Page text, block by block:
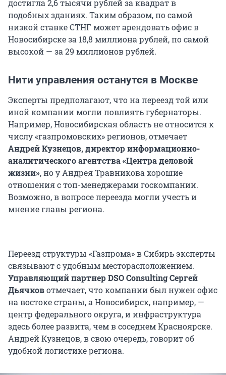
достигла 2,6 тысячи рублей за квадрат в
подобных зданиях. Таким образом, по самой
низкой ставке СТНГ может арендовать офис в
Новосибирске за 18,8 миллиона рублей, по самой
высокой — за 29 миллионов рублей.
Нити управления останутся в Москве
Эксперты предполагают, что на переезд той или
иной компании могли повлиять губернаторы.
Например, Новосибирская область не относится к
числу «газпромовских» регионов, отмечает
Андрей Кузнецов, директор информационно-
аналитического агентства «Центра деловой
жизни», но у Андрея Травникова хорошие
отношения с топ-менеджерами госкомпании.
Возможно, в вопросе переезда могли учесть и
мнение главы региона.
Переезд структуры «Газпрома» в Сибирь эксперты
связывают с удобным месторасположением.
Управляющий партнер DSO Consulting Сергей
Дьячковотмечает, что компании был нужен офис
на востоке страны, а Новосибирск, например, —
центр федерального округа, и инфраструктура
здесь более развита, чем в соседнем Красноярске.
Андрей Кузнецов, в свою очередь, говорит об
удобной логистике региона.